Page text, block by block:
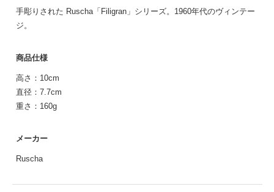
手彫りされた Ruscha「Filigran」シリーズ。1960年代のヴィンテー
ジ。
商品仕様
高さ：10cm
直径：7.7cm
重さ：160g
メーカー
Ruscha